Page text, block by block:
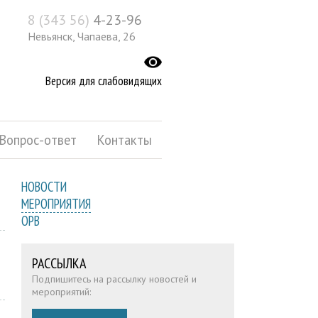
8 (343 56) 4-23-96
Невьянск, Чапаева, 26
Версия для слабовидящих
Вопрос-ответ Контакты
НОВОСТИ
МЕРОПРИЯТИЯ
ОРВ
РАССЫЛКА
Подпишитесь на рассылку новостей и
мероприятий: